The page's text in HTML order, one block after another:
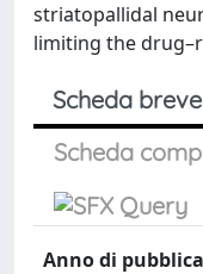
striatopallidal
limiting the
Scheda breve
Scheda
Anno di